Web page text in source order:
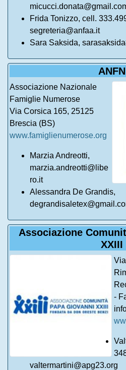
Frida Tonizzo, cell.
segreteria@anfaa.it
Sara Saksida,
ANFN
Associazione Nazionale
Famiglie Numerose
Via Corsica 165, 25125
Brescia (BS)
www.famiglienumerose.org
Marzia Andreotti,
marzia.andreotti@libe
ro.it
Alessandra De Grandis,
Associazione
XXIII
-
valtermartini@apg23.org